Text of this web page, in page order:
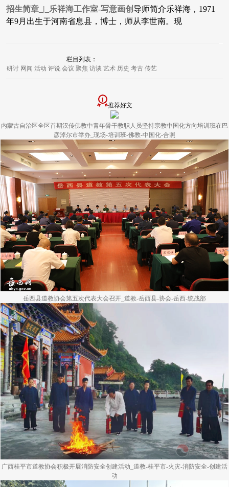
招生简章_|_乐祥海工作室-写意画创​导师简介乐祥海，1971
年9月出生于河南省息县，博士，师从李世南。现
栏目列表：
研讨 网闻 活动 评说 会议 聚焦 访谈 艺术 历史 考古 传艺
推荐好文
内蒙古自治区全区首期汉传佛教中青年骨干教职人员坚持宗教中国化方向培训班在巴
彦淖尔市举办_现场-培训班-佛教-中国化-合照
岳西县道教协会第五次代表大会召开_道教-岳西县-协会-岳西-统战部
广西桂平市道教协会积极开展消防安全创建活动_道教-桂平市-火灾-消防安全-创建活
动